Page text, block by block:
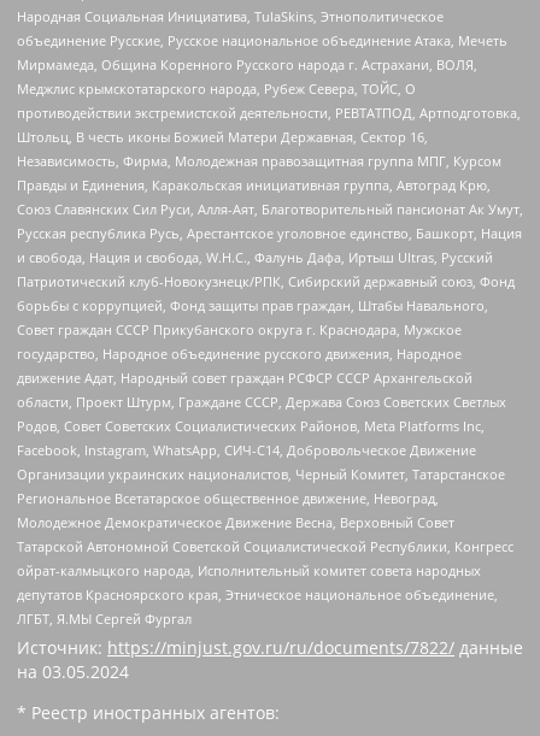
Народная Социальная Инициатива, TulaSkins, Этнополитическое
объединение Русские, Русское национальное объединение Атака, Мечеть
Мирмамеда, Община Коренного Русского народа г. Астрахани, ВОЛЯ,
Меджлис крымскотатарского народа, Рубеж Севера, ТОЙС, О
противодействии экстремистской деятельности, РЕВТАТПОД, Артподготовка,
Штольц, В честь иконы Божией Матери Державная, Сектор 16,
Независимость, Фирма, Молодежная правозащитная группа МПГ, Курсом
Правды и Единения, Каракольская инициативная группа, Автоград Крю,
Союз Славянских Сил Руси, Алля-Аят, Благотворительный пансионат Ак Умут,
Русская республика Русь, Арестантское уголовное единство, Башкорт, Нация
и свобода, Нация и свобода, W.H.С., Фалунь Дафа, Иртыш Ultras, Русский
Патриотический клуб-Новокузнецк/РПК, Сибирский державный союз, Фонд
борьбы с коррупцией, Фонд защиты прав граждан, Штабы Навального,
Совет граждан СССР Прикубанского округа г. Краснодара, Мужское
государство, Народное объединение русского движения, Народное
движение Адат, Народный совет граждан РСФСР СССР Архангельской
области, Проект Штурм, Граждане СССР, Держава Союз Советских Светлых
Родов, Совет Советских Социалистических Районов, Meta Platforms Inc,
Facebook, Instagram, WhatsApp, СИЧ-С14, Добровольческое Движение
Организации украинских националистов, Черный Комитет, Татарстанское
Региональное Всетатарское общественное движение, Невоград,
Молодежное Демократическое Движение Весна, Верховный Совет
Татарской Автономной Советской Социалистической Республики, Конгресс
ойрат-калмыцкого народа, Исполнительный комитет совета народных
депутатов Красноярского края, Этническое национальное объединение,
ЛГБТ, Я.МЫ Сергей Фургал
Источник: https://minjust.gov.ru/ru/documents/7822/ данные
на 03.05.2024
* Реестр иностранных агентов: